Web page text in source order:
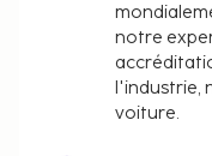
notre
l'industrie,
voiture.